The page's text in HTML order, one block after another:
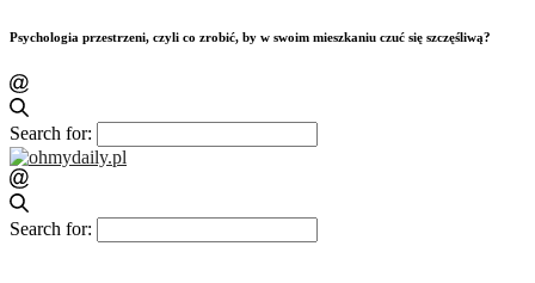
Psychologia przestrzeni, czyli co zrobić, by w swoim mieszkaniu czuć się szczęśliwą?
Search for:
Search for: